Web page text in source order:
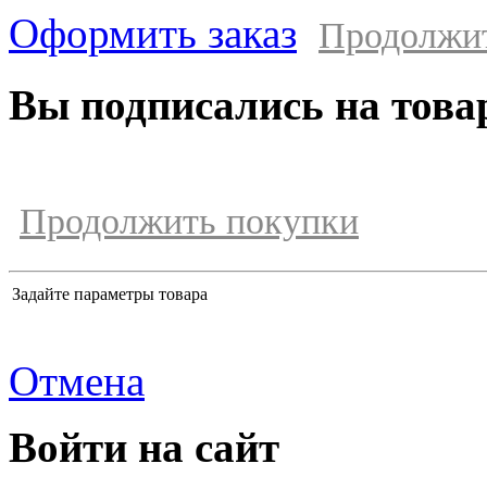
Оформить заказ
Вы подписались на
Продолжить покупки
Задайте параметры товара
Отмена
Войти на сайт